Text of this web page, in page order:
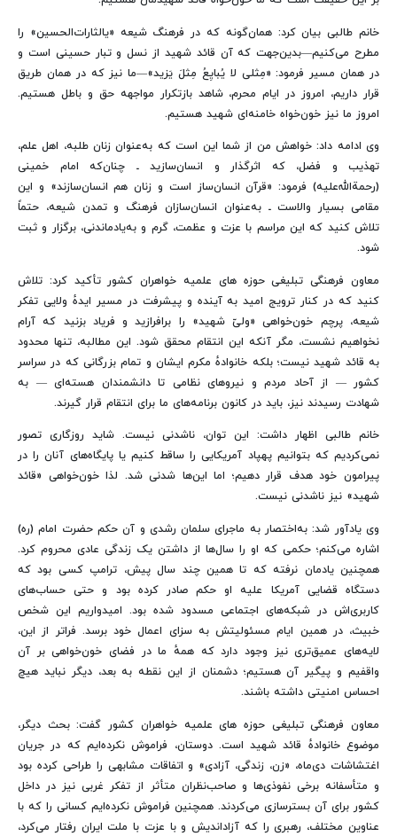
خانم طالبی بیان کرد: همان‌گونه که در فرهنگ شیعه «یالثارات‌الحسین» را
مطرح می‌کنیم—بدین‌جهت که آن قائد شهید از نسل و تبار حسینی است و
در همان مسیر فرمود: «مِثلی لا یُبایِعُ مِثلَ یَزید»—ما نیز که در همان طریق
قرار داریم، امروز در ایام محرم، شاهد بازتکرار مواجهه حق و باطل هستیم.
امروز ما نیز خون‌خواه خامنه‌ای شهید هستیم.
وی ادامه داد: خواهش من از شما این است که به‌عنوان زنان طلبه، اهل علم،
تهذیب و فضل، که اثرگذار و انسان‌سازید ـ چنان‌که امام خمینی
(رحمة‌الله‌علیه) فرمود: «قرآن انسان‌ساز است و زنان هم انسان‌سازند» و این
مقامی بسیار والاست ـ به‌عنوان انسان‌سازان فرهنگ و تمدن شیعه، حتماً
تلاش کنید که این مراسم با عزت و عظمت، گرم و به‌یادماندنی، برگزار و ثبت
شود.
معاون فرهنگی تبلیغی حوزه های علمیه خواهران کشور تأکید کرد: تلاش
کنید که در کنار ترویج امید به آینده و پیشرفت در مسیر ایدهٔ ولایی تفکر
شیعه، پرچم خون‌خواهی «ولیّ شهید» را برافرازید و فریاد بزنید که آرام
نخواهیم نشست، مگر آنکه این انتقام محقق شود. این مطالبه، تنها محدود
به قائد شهید نیست؛ بلکه خانوادهٔ مکرم ایشان و تمام بزرگانی که در سراسر
کشور — از آحاد مردم و نیروهای نظامی تا دانشمندان هسته‌ای — به
شهادت رسیدند نیز، باید در کانون برنامه‌های ما برای انتقام قرار گیرند.
خانم طالبی اظهار داشت: این توان، ناشدنی نیست. شاید روزگاری تصور
نمی‌کردیم که بتوانیم پهپاد آمریکایی را ساقط کنیم یا پایگاه‌های آنان را در
پیرامون خود هدف قرار دهیم؛ اما این‌ها شدنی شد. لذا خون‌خواهی «قائد
شهید» نیز ناشدنی نیست.
وی یادآور شد: به‌اختصار به ماجرای سلمان رشدی و آن حکم حضرت امام (ره)
اشاره می‌کنم؛ حکمی که او را سال‌ها از داشتن یک زندگی عادی محروم کرد.
همچنین یادمان نرفته که تا همین چند سال پیش، ترامپ کسی بود که
دستگاه قضایی آمریکا علیه او حکم صادر کرده بود و حتی حساب‌های
کاربری‌اش در شبکه‌های اجتماعی مسدود شده بود. امیدواریم این شخص
خبیث، در همین ایام مسئولیتش به سزای اعمال خود برسد. فراتر از این،
لایه‌های عمیق‌تری نیز وجود دارد که همهٔ ما در فضای خون‌خواهی بر آن
واقفیم و پیگیر آن هستیم؛ دشمنان از این نقطه به بعد، دیگر نباید هیچ
احساس امنیتی داشته باشند.
معاون فرهنگی تبلیغی حوزه های علمیه خواهران کشور گفت: بحث دیگر،
موضوع خانوادهٔ قائد شهید است. دوستان، فراموش نکرده‌ایم که در جریان
اغتشاشات دی‌ماه، «زن، زندگی، آزادی» و اتفاقات مشابهی را طراحی کرده بود
و متأسفانه برخی نفوذی‌ها و صاحب‌نظران متأثر از تفکر غربی نیز در داخل
کشور برای آن بسترسازی می‌کردند. همچنین فراموش نکرده‌ایم کسانی را که با
عناوین مختلف، رهبری را که آزاداندیش و با عزت با ملت ایران رفتار می‌کرد،